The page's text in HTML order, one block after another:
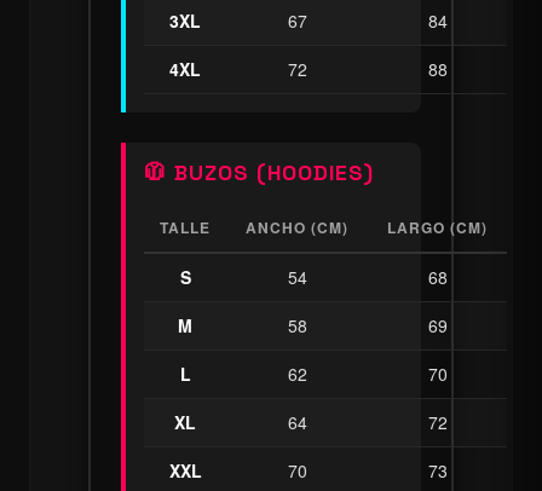
3XL
67
84
4XL
72 88
🧥 BUZOS (HOODIES)
TALLE ANCHO (CM) LARGO (CM)
S 54
68
M
58
69
L
62
70
XL
64
72
XXL
70
73